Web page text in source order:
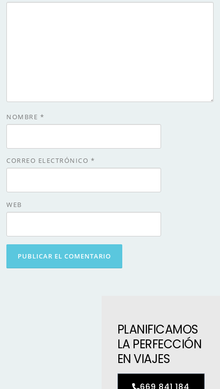
NOMBRE *
CORREO ELECTRÓNICO *
WEB
PLANIFICAMOS
LA PERFECCIÓN
EN VIAJES
669 841 184